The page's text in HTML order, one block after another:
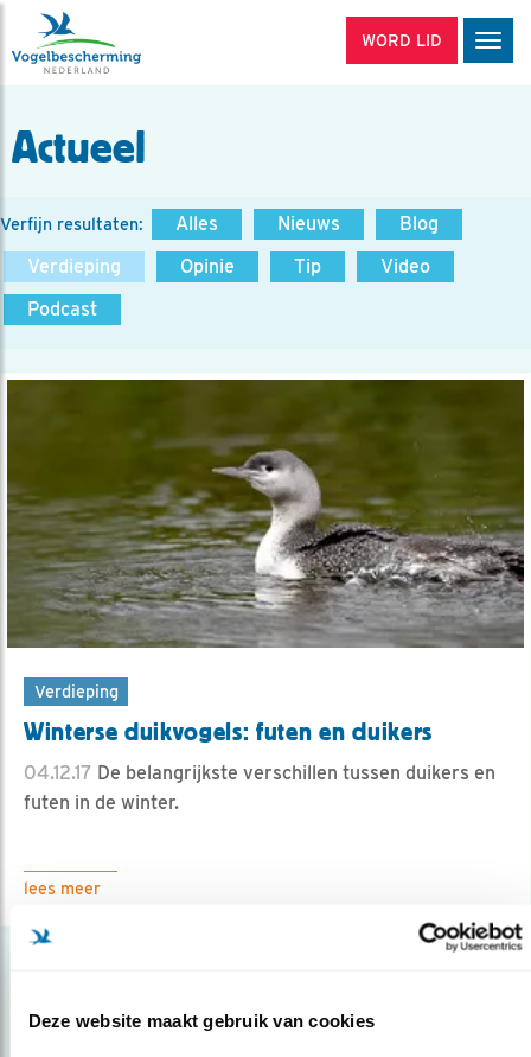
Deze website maakt gebruik van cookies
WORD LID
Actueel
Verfijn resultaten: Alles Nieuws
Blog
Verdieping
Opinie Tip
Video
Podcast
Verdieping
Winterse duikvogels: futen en duikers
04.12.17 De belangrijkste verschillen tussen duikers en
futen in de winter.
lees meer